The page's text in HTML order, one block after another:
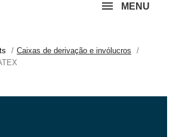
MENU
Caixas de derivação e invólucros